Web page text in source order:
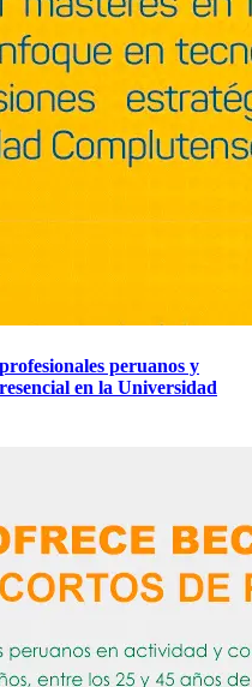
peruanos y
en la Universidad